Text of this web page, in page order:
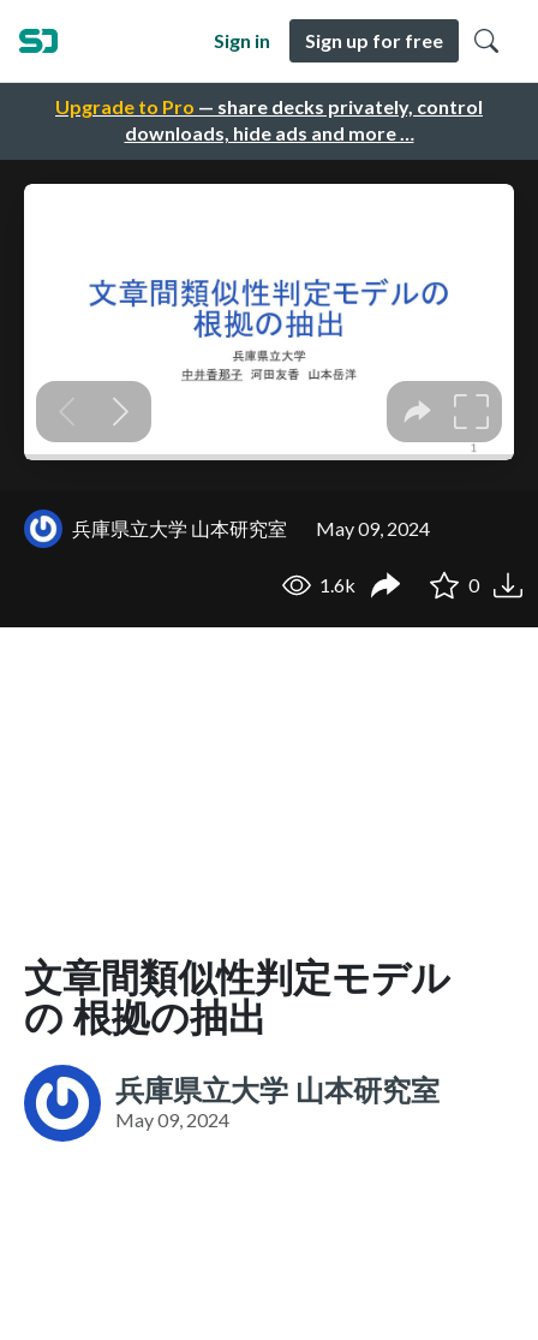
Upgrade to Pro — share decks privately, control
downloads, hide ads and more …
Sign in Sign up for free
兵庫県立大学 山本研究室 May 09, 2024
1.6k 0
文章間類似性判定モデル
の 根拠の抽出
兵庫県立大学 山本研究室
May 09, 2024